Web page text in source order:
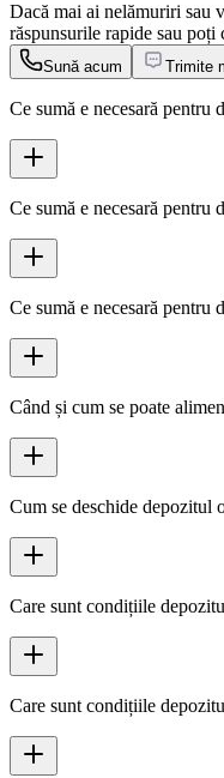
Dacă mai ai nelămuriri sau
răspunsurile rapide sau poți
Sună acum Trimite
Ce sumă e necesară pentru
Ce sumă e necesară pentru
Ce sumă e necesară pentru
Când și cum se poate
Cum se deschide depozitul
Care sunt condițiile
Care sunt condițiile